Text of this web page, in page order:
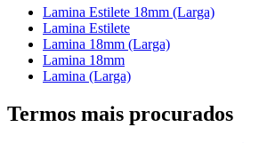
Lamina Estilete 18mm (Larga)
Lamina Estilete
Lamina 18mm (Larga)
Lamina 18mm
Lamina (Larga)
Termos mais procurados